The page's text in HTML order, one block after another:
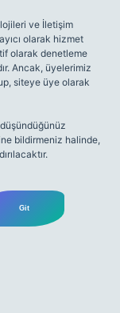
ve İletişim
olarak hizmet
olarak denetleme
Ancak, üyelerimiz
siteye üye olarak
bildirmeniz halinde,